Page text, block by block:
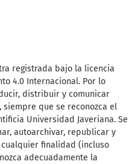
registrada bajo la licencia
4.0 Internacional. Por lo
distribuir y comunicar
que se reconozca el
Universidad Javeriana. Se
autoarchivar, republicar y
finalidad (incluso
adecuadamente la